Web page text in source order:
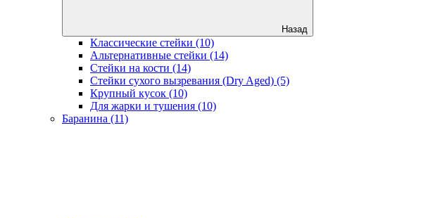
Назад
Классические стейки (10)
Альтернативные стейки (14)
Стейки на кости (14)
Стейки сухого вызревания (Dry Aged) (5)
Крупный кусок (10)
Для жарки и тушения (10)
Баранина (11)